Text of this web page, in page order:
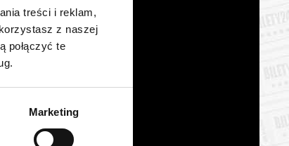
treści i reklam,
z naszej
połączyć te
Marketing